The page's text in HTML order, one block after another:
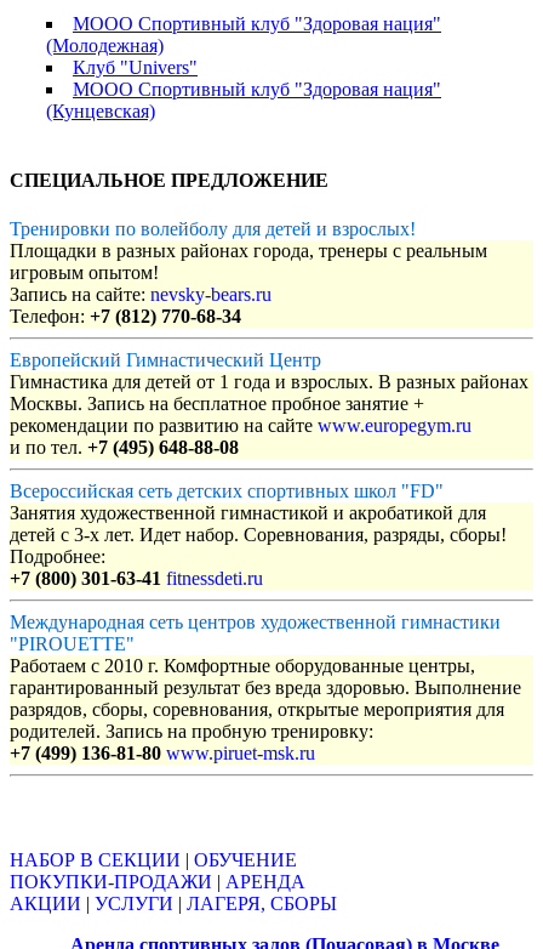
МООО Спортивный клуб "Здоровая нация"
(Молодежная)
Клуб "Univers"
МООО Спортивный клуб "Здоровая нация"
(Кунцевская)
СПЕЦИАЛЬНОЕ ПРЕДЛОЖЕНИЕ
Тренировки по волейболу для детей и взрослых!
Площадки в разных районах города, тренеры с реальным
игровым опытом!
Запись на сайте: nevsky-bears.ru
Телефон: +7 (812) 770-68-34
Европейский Гимнастический Центр
Гимнастика для детей от 1 года и взрослых. В разных районах
Москвы. Запись на бесплатное пробное занятие +
рекомендации по развитию на сайте www.europegym.ru
и по тел. +7 (495) 648-88-08
Всероссийская сеть детских спортивных школ "FD"
Занятия художественной гимнастикой и акробатикой для
детей с 3-х лет. Идет набор. Соревнования, разряды, сборы!
Подробнее:
+7 (800) 301-63-41 fitnessdeti.ru
Международная сеть центров художественной гимнастики
"PIROUETTE"
Работаем с 2010 г. Комфортные оборудованные центры,
гарантированный результат без вреда здоровью. Выполнение
разрядов, сборы, соревнования, открытые мероприятия для
родителей. Запись на пробную тренировку:
+7 (499) 136-81-80 www.piruet-msk.ru
НАБОР В СЕКЦИИ | ОБУЧЕНИЕ
ПОКУПКИ-ПРОДАЖИ | АРЕНДА
АКЦИИ | УСЛУГИ | ЛАГЕРЯ, СБОРЫ